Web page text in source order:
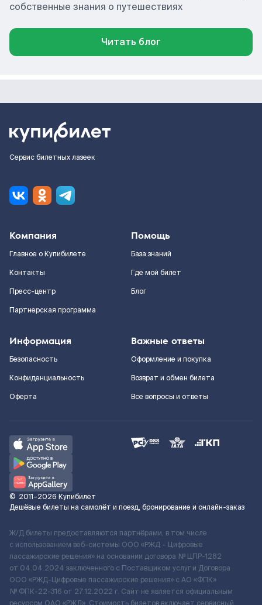
собственные знания о путешествиях
Читать блог
Сервис билетных лазеек
Компания
Главное о Купибилете
Контакты
Пресс-центр
Партнерская программа
Помощь
База знаний
Где мой билет
Блог
Информация
Безопасность
Конфиденциальность
Оферта
Важные ответы
Оформление и покупка
Возврат и обмен билета
Все вопросы и ответы
© 2011–2026 Купибилет
Дешёвые билеты на самолёт и поезд, бронирование и онлайн-заказ
Ж/Д билеты предоставляются партнёрами, в том числе
с использованием веб-системы ООО «РЖД – Цифровые
пассажирские решения» на основании договора № ЦПР-1282
от 04.04.2024 заключенного с Поставщиком услуг и Договора
ООО «РЖД-Цифровые пассажирские решения» c АО «ФПК»
№ ФПК-22-316 от 27.12.2022 г. Сайт не является официальным